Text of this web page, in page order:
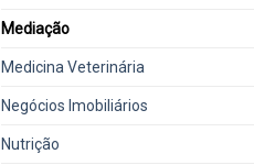
Mediação
Medicina Veterinária
Negócios Imobiliários
Nutrição